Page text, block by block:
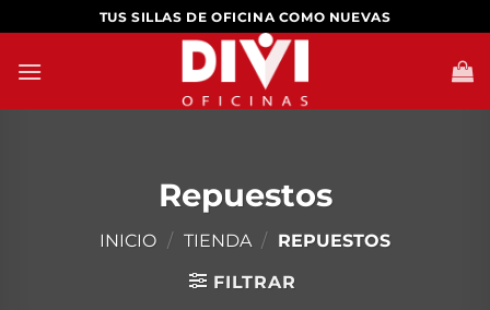
al
contenido
TUS SILLAS DE OFICINA COMO NUEVAS
Repuestos
INICIO / TIENDA / REPUESTOS
FILTRAR